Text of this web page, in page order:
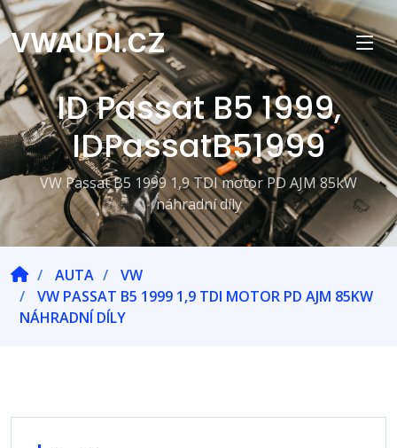
VWAUDI.CZ
ID Passat B5 1999,
IDPassatB51999
VW Passat B5 1999 1,9 TDI motor PD AJM 85kW
náhradní díly
AUTA
VW
VW PASSAT B5 1999 1,9 TDI MOTOR PD AJM 85KW
NÁHRADNÍ DÍLY